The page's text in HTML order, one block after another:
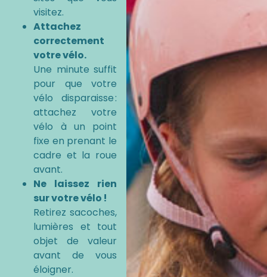
visitez.
Attachez
correctement
votre vélo.
Une minute suffit
pour que votre
vélo disparaisse :
attachez votre
vélo à un point
fixe en prenant le
cadre et la roue
avant.
Ne laissez rien
sur votre vélo !
Retirez sacoches,
lumières et tout
objet de valeur
avant de vous
éloigner.